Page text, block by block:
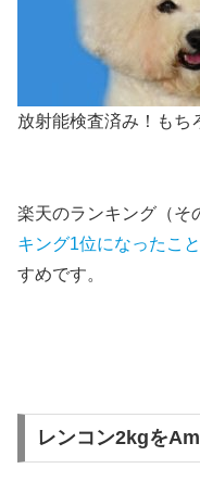
放射能検査済み！もち
楽天のランキング（そ
キング1位になったこ
すめです。
レンコン2kgを